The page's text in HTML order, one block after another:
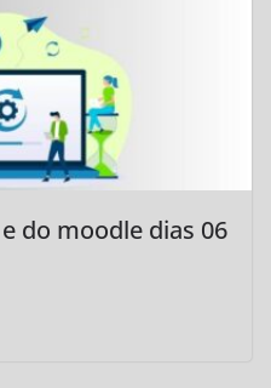
do moodle dias 06